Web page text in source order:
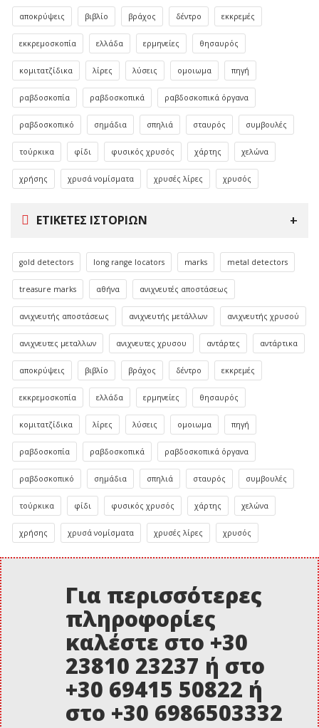
αποκρύψεις βιβλίο βράχος δέντρο εκκρεμές
εκκρεμοσκοπία ελλάδα ερμηνείες θησαυρός
κομιτατζίδικα λίρες λύσεις ομοιωμα πηγή
ραβδοσκοπία ραβδοσκοπικά ραβδοσκοπικά όργανα
ραβδοσκοπικό σημάδια σπηλιά σταυρός συμβουλές
τούρκικα φίδι φυσικός χρυσός χάρτης χελώνα
χρήσης χρυσά νομίσματα χρυσές λίρες χρυσός
ΕΤΙΚΈΤΕΣ ΙΣΤΟΡΙΏΝ
gold detectors long range locators marks metal detectors
treasure marks αθήνα ανιχνευτές αποστάσεως
ανιχνευτής αποστάσεως ανιχνευτής μετάλλων ανιχνευτής χρυσού
ανιχνευτες μεταλλων ανιχνευτες χρυσου αντάρτες αντάρτικα
αποκρύψεις βιβλίο βράχος δέντρο εκκρεμές
εκκρεμοσκοπία ελλάδα ερμηνείες θησαυρός
κομιτατζίδικα λίρες λύσεις ομοιωμα πηγή
ραβδοσκοπία ραβδοσκοπικά ραβδοσκοπικά όργανα
ραβδοσκοπικό σημάδια σπηλιά σταυρός συμβουλές
τούρκικα φίδι φυσικός χρυσός χάρτης χελώνα
χρήσης χρυσά νομίσματα χρυσές λίρες χρυσός
Για περισσότερες
πληροφορίες
καλέστε στο +30
23810 23237 ή στο
+30 69415 50822 ή
στο +30 6986503332